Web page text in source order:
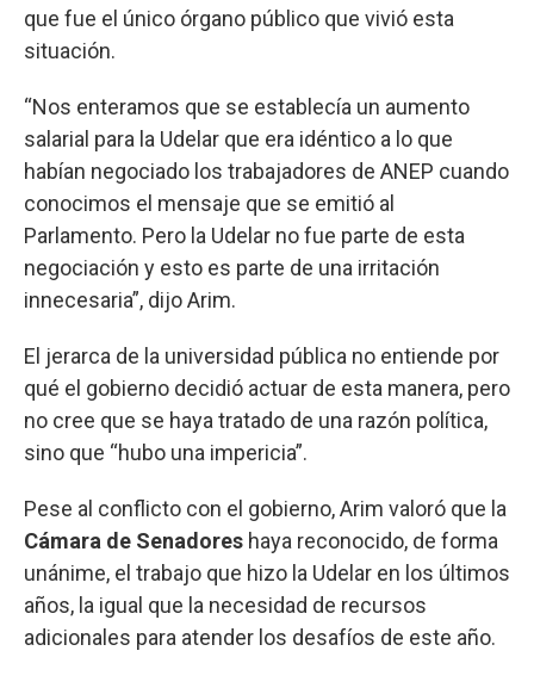
que fue el único órgano público que vivió esta
situación.
“Nos enteramos que se establecía un aumento
salarial para la Udelar que era idéntico a lo que
habían negociado los trabajadores de ANEP cuando
conocimos el mensaje que se emitió al
Parlamento. Pero la Udelar no fue parte de esta
negociación y esto es parte de una irritación
innecesaria”, dijo Arim.
El jerarca de la universidad pública no entiende por
qué el gobierno decidió actuar de esta manera, pero
no cree que se haya tratado de una razón política,
sino que “hubo una impericia”.
Pese al conflicto con el gobierno, Arim valoró que la
Cámara de Senadores haya reconocido, de forma
unánime, el trabajo que hizo la Udelar en los últimos
años, la igual que la necesidad de recursos
adicionales para atender los desafíos de este año.